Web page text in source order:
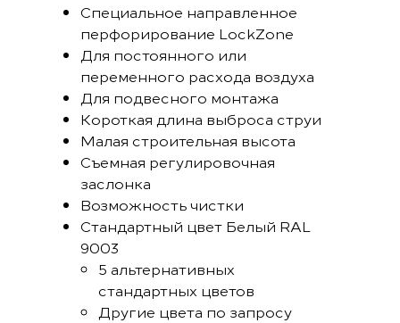
Специальное направленное
перфорирование LockZone
Для постоянного или
переменного расхода воздуха
Для подвесного монтажа
Короткая длина выброса струи
Малая строительная высота
Съемная регулировочная
заслонка
Возможность чистки
Стандартный цвет Белый RAL
9003
5 альтернативных
стандартных цветов
Другие цвета по запросу